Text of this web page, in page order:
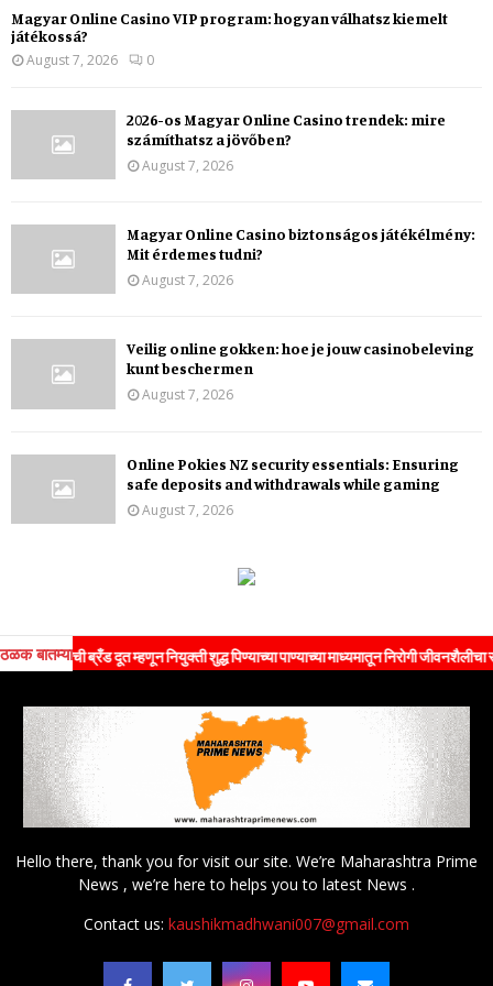
Magyar Online Casino VIP program: hogyan válhatsz kiemelt
játékossá?
August 7, 2026
0
2026-os Magyar Online Casino trendek: mire
számíthatsz a jövőben?
August 7, 2026
Magyar Online Casino biztonságos játékélmény:
Mit érdemes tudni?
August 7, 2026
Veilig online gokken: hoe je jouw casinobeleving
kunt beschermen
August 7, 2026
Online Pokies NZ security essentials: Ensuring
safe deposits and withdrawals while gaming
August 7, 2026
ठळक बातम्या
ब्रँड दूत म्हणून नियुक्ती शुद्ध पिण्याच्या पाण्याच्या माध्यमातून निरोगी जीवनशैलीचा संदेश
Hello there, thank you for visit our site. We’re Maharashtra Prime
News , we’re here to helps you to latest News .
Contact us: kaushikmadhwani007@gmail.com